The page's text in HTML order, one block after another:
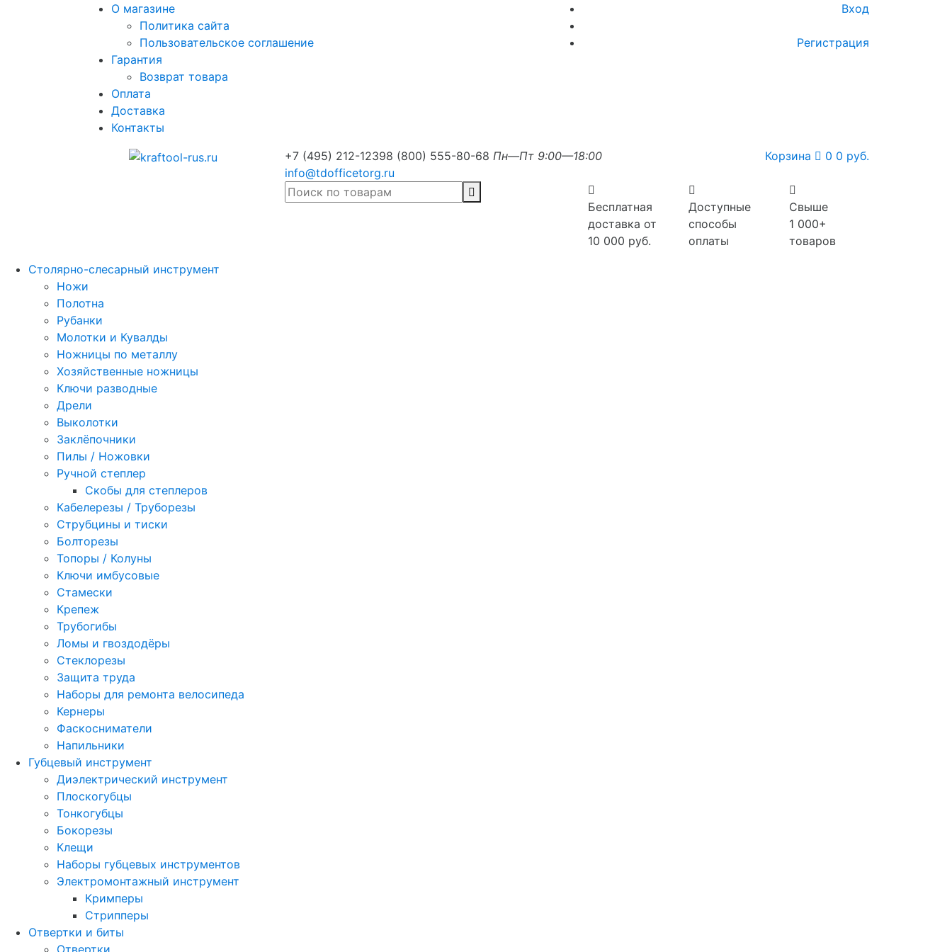
О магазине
Политика сайта
Пользовательское соглашение
Гарантия
Возврат товара
Оплата
Доставка
Контакты
Вход
Регистрация
+7 (495) 212-12398 (800) 555-80-68 Пн—Пт 9:00—18:00
info@tdofficetorg.ru
Корзина 0 0 руб.
Бесплатная
доставка от
10 000 руб.
Доступные
способы
оплаты
Свыше
1 000+
товаров
Столярно-слесарный инструмент
Ножи
Полотна
Рубанки
Молотки и Кувалды
Ножницы по металлу
Хозяйственные ножницы
Ключи разводные
Дрели
Выколотки
Заклёпочники
Пилы / Ножовки
Ручной степлер
Скобы для степлеров
Кабелерезы / Труборезы
Струбцины и тиски
Болторезы
Топоры / Колуны
Ключи имбусовые
Стамески
Крепеж
Трубогибы
Ломы и гвоздодёры
Стеклорезы
Защита труда
Наборы для ремонта велосипеда
Кернеры
Фаскосниматели
Напильники
Губцевый инструмент
Диэлектрический инструмент
Плоскогубцы
Тонкогубцы
Бокорезы
Клещи
Наборы губцевых инструментов
Электромонтажный инструмент
Кримперы
Стрипперы
Отвертки и биты
Отвертки